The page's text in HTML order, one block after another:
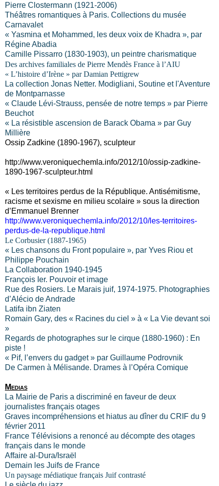
Pierre Clostermann (1921-2006)
Théâtres romantiques à Paris. Collections du musée
Carnavalet
« Yasmina et Mohammed, les deux voix de Khadra », par
Régine Abadia
Camille Pissarro (1830-1903), un peintre charismatique
Des archives familiales de Pierre Mendès France à l’AIU
« L’histoire d’Irène » par Damian Pettigrew
La collection Jonas Netter. Modigliani, Soutine et l'Aventure
de Montparnasse
« Claude Lévi-Strauss, pensée de notre temps » par Pierre
Beuchot
« La résistible ascension de Barack Obama » par Guy
Millière
Ossip Zadkine (1890-1967), sculpteur
http://www.veroniquechemla.info/2012/10/ossip-zadkine-
1890-1967-sculpteur.html
« Les territoires perdus de la République. Antisémitisme,
racisme et sexisme en milieu scolaire » sous la direction
d’Emmanuel Brenner
http://www.veroniquechemla.info/2012/10/les-territoires-
perdus-de-la-republique.html
Le Corbusier (1887-1965)
« Les chansons du Front populaire », par Yves Riou et
Philippe Pouchain
La Collaboration 1940-1945
François Ier. Pouvoir et image
Rue des Rosiers. Le Marais juif, 1974-1975. Photographies
d’Alécio de Andrade
Latifa ibn Ziaten
Romain Gary, des « Racines du ciel » à « La Vie devant soi
»
Regards de photographes sur le cirque (1880-1960) : En
piste !
« Pif, l’envers du gadget » par Guillaume Podrovnik
De Carmen à Mélisande. Drames à l’Opéra Comique
Medias
La Mairie de Paris a discriminé en faveur de deux
journalistes français otages
Graves incompréhensions et hiatus au dîner du CRIF du 9
février 2011
France Télévisions a renoncé au décompte des otages
français dans le monde
Affaire al-Dura/Israël
Demain les Juifs de France
Un paysage médiatique français Juif contrasté